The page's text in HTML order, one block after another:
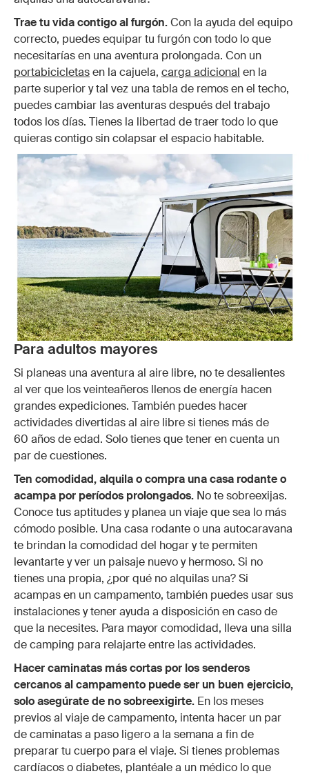
Trae tu vida contigo al furgón.Con la ayuda del equipo
correcto, puedes equipar tu furgón con todo lo que
necesitarías en una aventura prolongada. Con un
portabicicletasen la cajuela, carga adicional en la
parte superior y tal vez una tabla de remos en el techo,
puedes cambiar las aventuras después del trabajo
todos los días. Tienes la libertad de traer todo lo que
quieras contigo sin colapsar el espacio habitable.
Para adultos mayores
Si planeas una aventura al aire libre, no te desalientes
al ver que los veinteañeros llenos de energía hacen
grandes expediciones. También puedes hacer
actividades divertidas al aire libre si tienes más de
60 años de edad. Solo tienes que tener en cuenta un
par de cuestiones.
Ten comodidad, alquila o compra una casa rodante o
acampa por períodos prolongados. No te sobreexijas.
Conoce tus aptitudes y planea un viaje que sea lo más
cómodo posible. Una casa rodante o una autocaravana
te brindan la comodidad del hogar y te permiten
levantarte y ver un paisaje nuevo y hermoso. Si no
tienes una propia, ¿por qué no alquilas una? Si
acampas en un campamento, también puedes usar sus
instalaciones y tener ayuda a disposición en caso de
que la necesites. Para mayor comodidad, lleva una silla
de camping para relajarte entre las actividades.
Hacer caminatas más cortas por los senderos
cercanos al campamento puede ser un buen ejercicio,
solo asegúrate de no sobreexigirte. En los meses
previos al viaje de campamento, intenta hacer un par
de caminatas a paso ligero a la semana a fin de
preparar tu cuerpo para el viaje. Si tienes problemas
cardíacos o diabetes, plantéale a un médico lo que